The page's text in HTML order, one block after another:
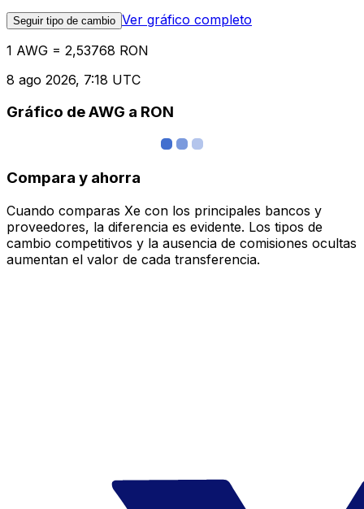
Seguir tipo de cambio Ver gráfico completo
1 AWG = 2,53768 RON
8 ago 2026, 7:18 UTC
Gráfico de AWG a RON
Compara y ahorra
Cuando comparas Xe con los principales bancos y
proveedores, la diferencia es evidente. Los tipos de
cambio competitivos y la ausencia de comisiones ocultas
aumentan el valor de cada transferencia.